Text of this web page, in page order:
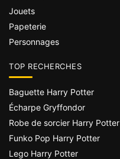
Jouets
Papeterie
Personnages
TOP RECHERCHES
Baguette Harry Potter
Écharpe Gryffondor
Robe de sorcier Harry Potter
Funko Pop Harry Potter
Lego Harry Potter